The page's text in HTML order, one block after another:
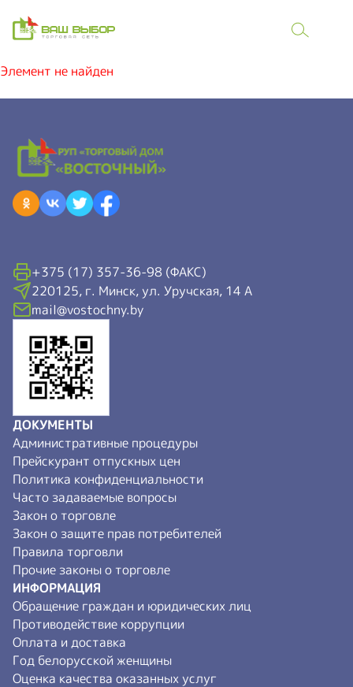
Элемент не найден
+375 (17) 357-36-98 (ФАКС)
220125, г. Минск, ул. Уручская, 14 А
mail@vostochny.by
ДОКУМЕНТЫ
Административные процедуры
Прейскурант отпускных цен
Политика конфиденциальности
Часто задаваемые вопросы
Закон о торговле
Закон о защите прав потребителей
Правила торговли
Прочие законы о торговле
ИНФОРМАЦИЯ
Обращение граждан и юридических лиц
Противодействие коррупции
Оплата и доставка
Год белорусской женщины
Оценка качества оказанных услуг